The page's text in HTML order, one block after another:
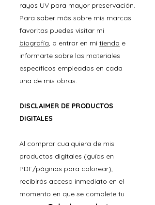
rayos UV para mayor preservación.
Para saber más sobre mis marcas
favoritas puedes visitar mi
biografía, o entrar en mi tienda e
informarte sobre las materiales
específicos empleados en cada
una de mis obras.
DISCLAIMER DE PRODUCTOS
DIGITALES
Al comprar cualquiera de mis
productos digitales (guías en
PDF/páginas para colorear),
recibirás acceso inmediato en el
momento en que se complete tu